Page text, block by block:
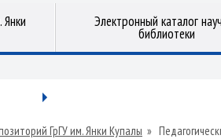
Электронный каталог
библиотеки
ГрГУ им. Янки Купалы »